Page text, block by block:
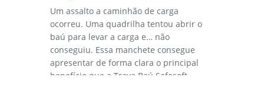
Um assalto a caminhão de carga
ocorreu. Uma quadrilha tentou abrir o
baú para levar a carga e… não
conseguiu. Essa manchete consegue
apresentar de forma clara o principal
benefício que a Trava Baú Safesoft...